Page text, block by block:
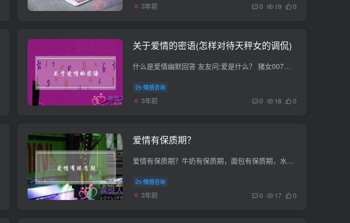
3年前 0 19 0
关于爱情的密语(怎样对待天秤女的调侃)
什么是爱情幽默回答 友友问:爱是什么？ 猪女007沉思回答；爱就是；一个精神不正常的人去追一个精神正的人。 成功拉就是爱，失败拉就是传说中的精神病。 始的爱是玫瑰，好、想要，但是带刺，只宜...
情感咨询
3年前 0 18 0
爱情有保质期？
爱情有保质期？牛奶有保质期，面包有保质期，水果有保质期，连卫生纸也有保质期，那么，爱情有保质期吗？又是多长时间呢？四月，这个城市经过一番乍暖乍晴后，又在风雨飘摇之中了，人们又不得不...
情感咨询
3年前 0 17 0